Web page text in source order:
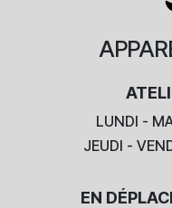
LUNDI -
JEUDI -
EN